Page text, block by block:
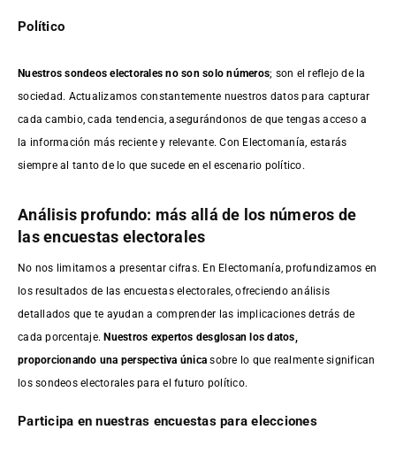
Político
Nuestros sondeos electorales no son solo números; son el reflejo de la
sociedad. Actualizamos constantemente nuestros datos para capturar
cada cambio, cada tendencia, asegurándonos de que tengas acceso a
la información más reciente y relevante. Con Electomanía, estarás
siempre al tanto de lo que sucede en el escenario político.
Análisis profundo: más allá de los números de
las encuestas electorales
No nos limitamos a presentar cifras. En Electomanía, profundizamos en
los resultados de las encuestas electorales, ofreciendo análisis
detallados que te ayudan a comprender las implicaciones detrás de
cada porcentaje.Nuestros expertos desglosan los datos,
proporcionando una perspectiva única sobre lo que realmente significan
los sondeos electorales para el futuro político.
Participa en nuestras encuestas para elecciones